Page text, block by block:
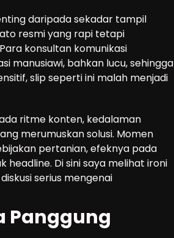
daripada sekadar tampil
resmi yang rapi tetapi
konsultan komunikasi
manusiawi, bahkan lucu, sehingga
slip seperti ini malah menjadi
ritme konten, kedalaman
merumuskan solusi. Momen
pertanian, efeknya pada
headline. Di sini saya melihat ironi
serius mengenai
Panggung